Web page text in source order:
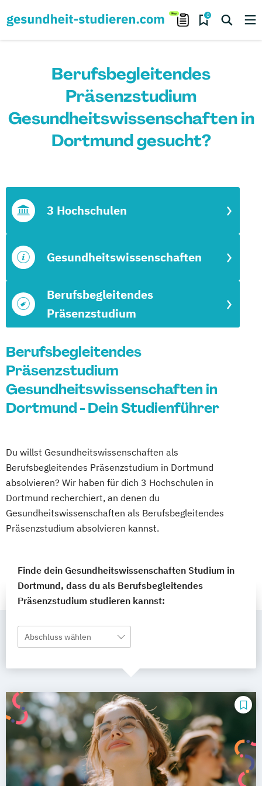
0
Berufsbegleitendes
Präsenzstudium
Gesundheitswissenschaften in
Dortmund gesucht?
Berufsbegleitendes
Präsenzstudium
Gesundheitswissenschaften
3 Hochschulen
Berufsbegleitendes
Präsenzstudium
Gesundheitswissenschaften in
Dortmund - Dein Studienführer
Du willst Gesundheitswissenschaften als
Berufsbegleitendes Präsenzstudium in Dortmund
absolvieren? Wir haben für dich 3 Hochschulen in
Dortmund recherchiert, an denen du
Gesundheitswissenschaften als Berufsbegleitendes
Präsenzstudium absolvieren kannst.
Finde dein Gesundheitswissenschaften Studium in
Dortmund, dass du als Berufsbegleitendes
Präsenzstudium studieren kannst:
Abschluss wählen